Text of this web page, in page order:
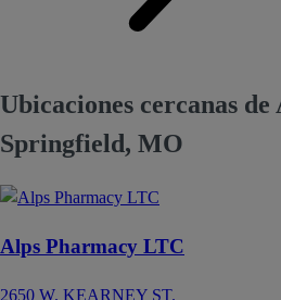
Ubicaciones cercanas
Springfield, MO
Alps Pharmacy LTC
2650 W. KEARNEY ST.